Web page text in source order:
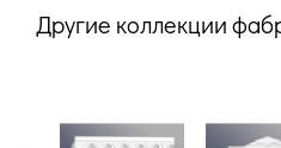
Другие коллекции